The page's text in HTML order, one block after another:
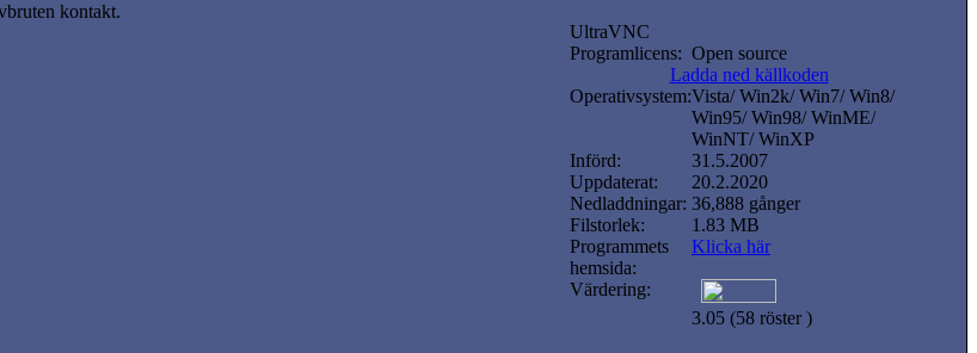
kontakt.
UltraVNC
Programlicens: Open source
Ladda ned källkoden
Operativsystem:Vista/ Win2k/ Win7/ Win8/
Win95/ Win98/ WinME/
WinNT/ WinXP
Införd:
31.5.2007
Uppdaterat:
20.2.2020
Nedladdningar: 36,888 gånger
Filstorlek:
1.83 MB
Programmets
hemsida:
Klicka här
Värdering:
3.05 (58 röster )